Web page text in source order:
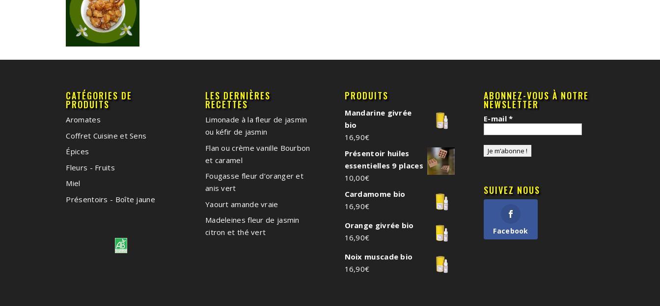
CATÉGORIES DE
PRODUITS
Aromates
Coffret Cuisine et Sens
Épices
Fleurs - Fruits
Miel
Présentoirs - Boîte jaune
LES DERNIÈRES
RECETTES
Limonade à la fleur de jasmin
ou kéfir de jasmin
Flan ou crème vanille Bourbon
et caramel
Fougasse fleur d’oranger et
anis vert
Yaourt amande vraie
Madeleines fleur de jasmin
citron et thé vert
PRODUITS
Mandarine givrée
bio
16,90€
Présentoir huiles
essentielles 9 places
10,00€
Cardamome bio
16,90€
Orange givrée bio
16,90€
Noix muscade bio
16,90€
ABONNEZ-VOUS À NOTRE
NEWSLETTER
E-mail*
SUIVEZ NOUS
Facebook